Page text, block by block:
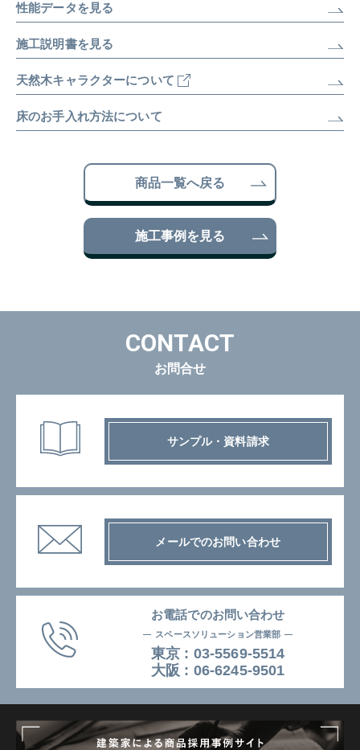
性能データを見る
施工説明書を見る
天然木キャラクターについて
床のお手入れ方法について
商品一覧へ戻る
施工事例を見る
CONTACT
お問合せ
サンプル・資料請求
メールでのお問い合わせ
お電話でのお問い合わせ
スペースソリューション営業部
東京 : 03-5569-5514
⼤阪 : 06-6245-9501